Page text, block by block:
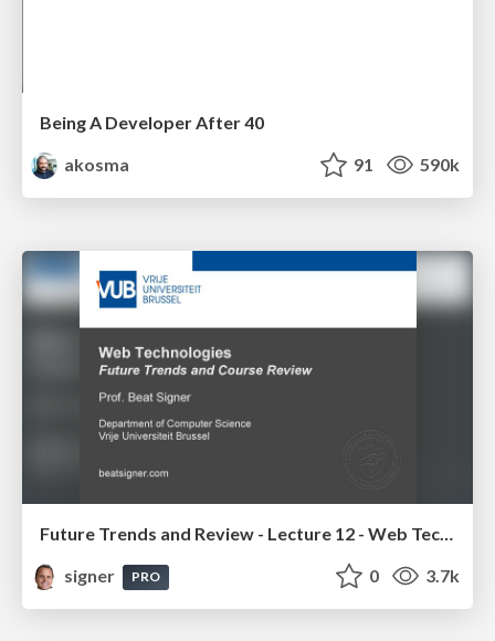
Being A Developer After 40
akosma
91 590k
Future Trends and Review - Lecture 12 - Web Technologies (1019888BNR)
signer
PRO 0 3.7k